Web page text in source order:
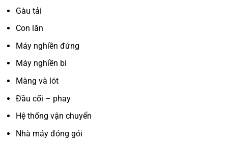
Gàu tải
Con lăn
Máy nghiền đứng
Máy nghiền bi
Màng và lót
Đầu cối – phay
Hệ thống vận chuyển
Nhà máy đóng gói